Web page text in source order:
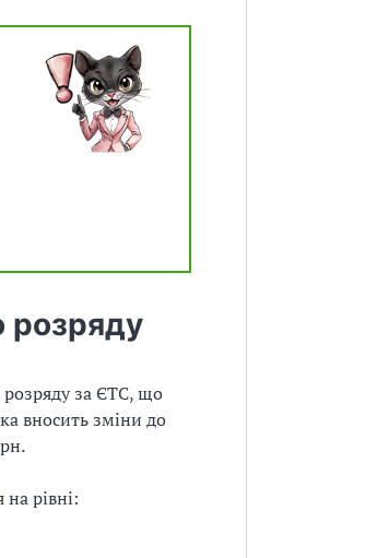
розряду
розряду за ЄТС, що
вносить зміни до
рівні: